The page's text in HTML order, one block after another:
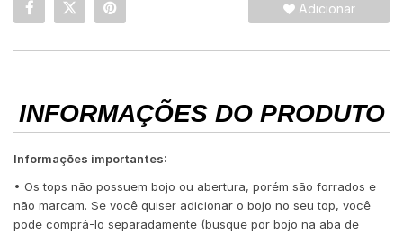
Adicionar
INFORMAÇÕES DO PRODUTO
Informações importantes:
• Os tops não possuem bojo ou abertura, porém são forrados e
não marcam. Se você quiser adicionar o bojo no seu top, você
pode comprá-lo separadamente (busque por bojo na aba de